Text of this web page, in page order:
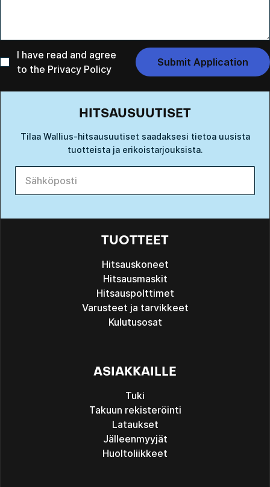
I have read and agree
to the Privacy Policy
HITSAUSUUTISET
Tilaa Wallius-hitsausuutiset saadaksesi tietoa uusista
tuotteista ja erikoistarjouksista.
TUOTTEET
Hitsauskoneet
Hitsausmaskit
Hitsauspolttimet
Varusteet ja tarvikkeet
Kulutusosat
ASIAKKAILLE
Tuki
Takuun rekisteröinti
Lataukset
Jälleenmyyjät
Huoltoliikkeet